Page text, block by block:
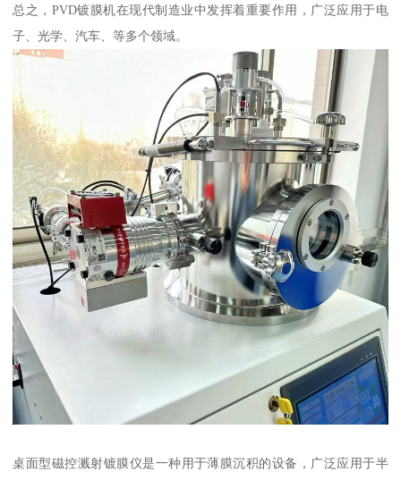
总之，PVD镀膜机在现代制造业中发挥着重要作用，广泛应用于电
子、光学、汽车、等多个领域。
桌面型磁控溅射镀膜仪是一种用于薄膜沉积的设备，广泛应用于半